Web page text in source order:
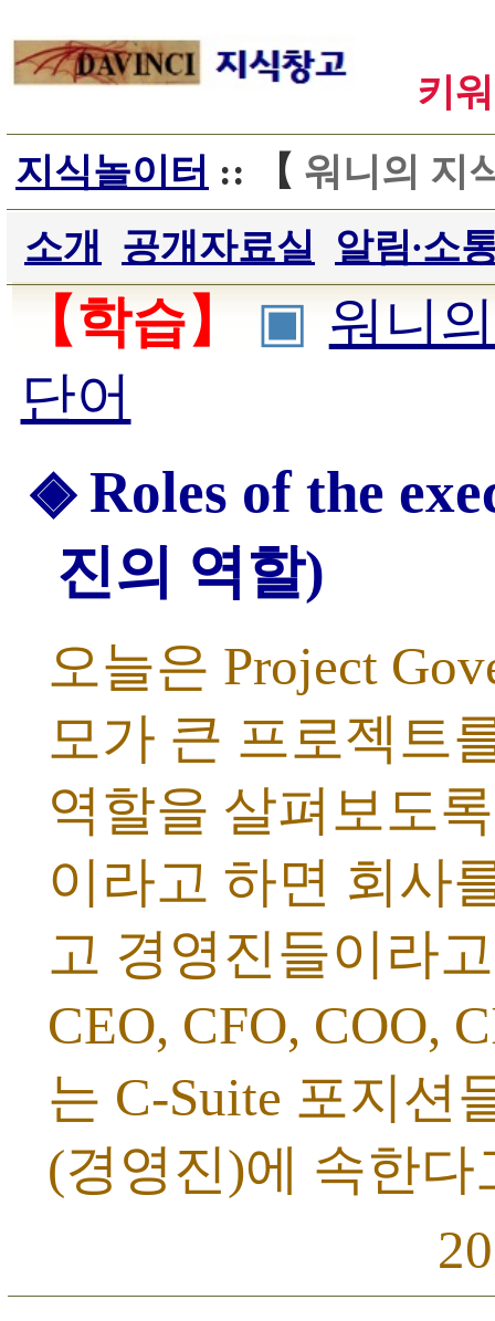
키
지식놀이터 :: 【 워니의 지
소개
공개자료실 알림∙소
【학습】 ▣ 워니
단어
◈ Roles of the
진의 역할)
오늘은 Project
모가 큰 프로젝트
역할을 살펴보도
이라고 하면 회사
고 경영진들이라
CEO, CFO, COO,
는 C-Suite 포지션
(경영진)에 속한